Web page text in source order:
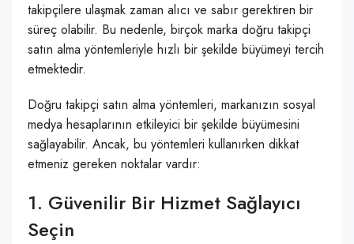
takipçilere ulaşmak zaman alıcı ve sabır gerektiren bir
süreç olabilir. Bu nedenle, birçok marka doğru takipçi
satın alma yöntemleriyle hızlı bir şekilde büyümeyi tercih
etmektedir.
Doğru takipçi satın alma yöntemleri, markanızın sosyal
medya hesaplarının etkileyici bir şekilde büyümesini
sağlayabilir. Ancak, bu yöntemleri kullanırken dikkat
etmeniz gereken noktalar vardır:
1. Güvenilir Bir Hizmet Sağlayıcı
Seçin